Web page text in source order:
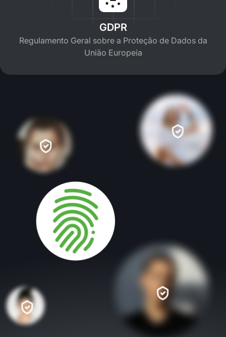
GDPR
Regulamento Geral sobre a Proteção de Dados da
União Europeia